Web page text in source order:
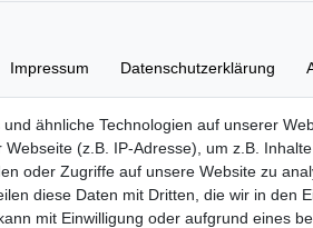
Impressum Daten­schutz­erklärung
ähnliche Technologien auf unserer
(z.B. IP-Adresse), um z.B.
oder Zugriffe auf unsere Website zu
diese Daten mit Dritten, die wir in den
mit Einwilligung oder aufgrund eines